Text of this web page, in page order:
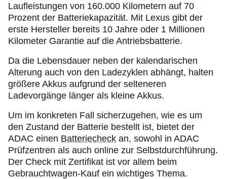
Laufleistungen von 160.000 Kilometern auf 70
Prozent der Batteriekapazität. Mit Lexus gibt der
erste Hersteller bereits 10 Jahre oder 1 Millionen
Kilometer Garantie auf die Antriebsbatterie.
Da die Lebensdauer neben der kalendarischen
Alterung auch von den Ladezyklen abhängt, halten
größere Akkus aufgrund der selteneren
Ladevorgänge länger als kleine Akkus.
Um im konkreten Fall sicherzugehen, wie es um
den Zustand der Batterie bestellt ist, bietet der
ADAC einen Batteriecheck an, sowohl in ADAC
Prüfzentren als auch online zur Selbstdurchführung.
Der Check mit Zertifikat ist vor allem beim
Gebrauchtwagen-Kauf ein wichtiges Thema.